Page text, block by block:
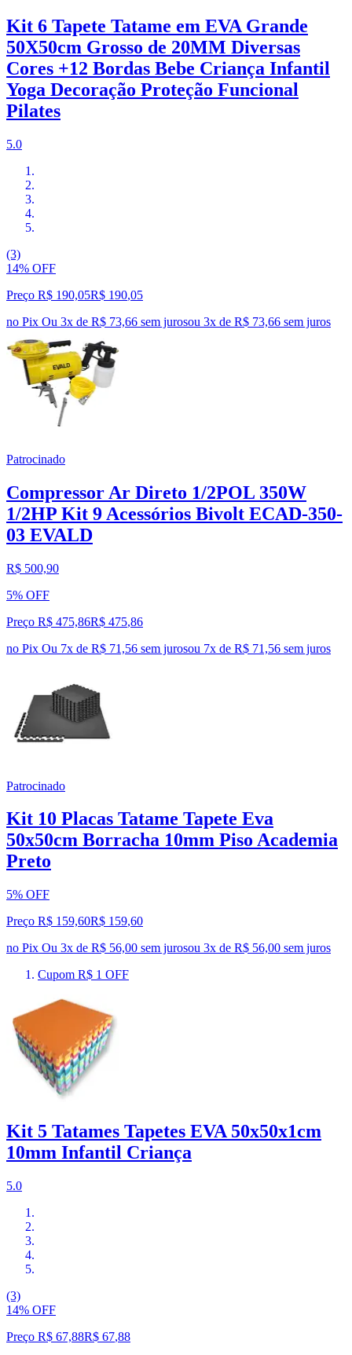
Kit 6 Tapete Tatame em EVA Grande
50X50cm Grosso de 20MM Diversas
Cores +12 Bordas Bebe Criança Infantil
Yoga Decoração Proteção Funcional
Pilates
5.0
(3)
14% OFF
Preço R$ 190,05R$ 190,05
no Pix Ou 3x de R$ 73,66 sem jurosou 3x de R$ 73,66 sem juros
Patrocinado
Compressor Ar Direto 1/2POL 350W
1/2HP Kit 9 Acessórios Bivolt ECAD-350-
03 EVALD
R$ 500,90
5% OFF
Preço R$ 475,86R$ 475,86
no Pix Ou 7x de R$ 71,56 sem jurosou 7x de R$ 71,56 sem juros
Patrocinado
Kit 10 Placas Tatame Tapete Eva
50x50cm Borracha 10mm Piso Academia
Preto
5% OFF
Preço R$ 159,60R$ 159,60
no Pix Ou 3x de R$ 56,00 sem jurosou 3x de R$ 56,00 sem juros
Cupom R$ 1 OFF
Kit 5 Tatames Tapetes EVA 50x50x1cm
10mm Infantil Criança
5.0
(3)
14% OFF
Preço R$ 67,88R$ 67,88